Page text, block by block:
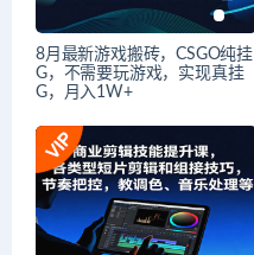
8月最新游戏搬砖，CSGO纯挂
G，不需要玩游戏，实现真挂
G，月入1W+